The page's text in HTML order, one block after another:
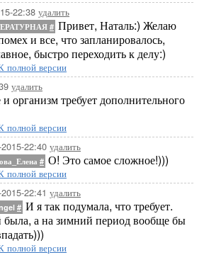
22:38 удалить
# Привет, Наталь:) Желаю
и все, что запланировалось,
быстро переходить к делу:)
полной версии
удалить
организм требует дополнительного
полной версии
22:40 удалить
# О! Это самое сложное!)))
полной версии
22:41 удалить
# И я так подумала, что требует.
была, а на зимний период вообще бы
полной версии